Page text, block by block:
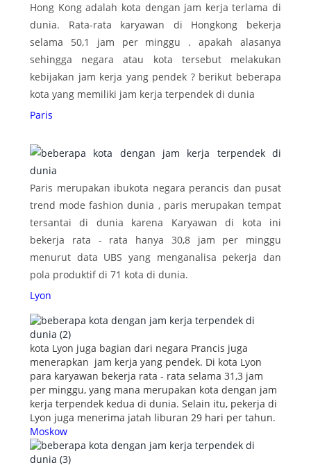
Hong Kong adalah kota dengan jam kerja terlama di
dunia. Rata-rata karyawan di Hongkong bekerja
selama 50,1 jam per minggu . apakah alasanya
sehingga negara atau kota tersebut melakukan
kebijakan jam kerja yang pendek ? berikut beberapa
kota yang memiliki jam kerja terpendek di dunia
Paris
Paris merupakan ibukota negara perancis dan pusat
trend mode fashion dunia , paris merupakan tempat
tersantai di dunia karena Karyawan di kota ini
bekerja rata - rata hanya 30,8 jam per minggu
menurut data UBS yang menganalisa pekerja dan
pola produktif di 71 kota di dunia.
Lyon
kota Lyon juga bagian dari negara Prancis juga
menerapkan jam kerja yang pendek. Di kota Lyon
para karyawan bekerja rata - rata selama 31,3 jam
per minggu, yang mana merupakan kota dengan jam
kerja terpendek kedua di dunia. Selain itu, pekerja di
Lyon juga menerima jatah liburan 29 hari per tahun.
Moskow